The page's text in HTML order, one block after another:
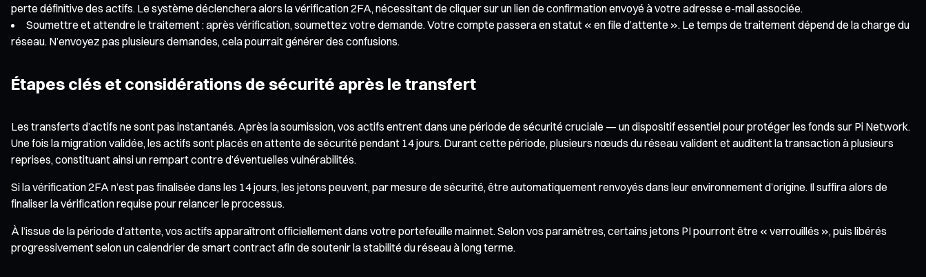
perte définitive des actifs. Le système déclenchera alors la vérification 2FA, nécessitant de cliquer sur un lien de confirmation envoyé à votre adresse e-mail associée.
Soumettre et attendre le traitement : après vérification, soumettez votre demande. Votre compte passera en statut « en file d’attente ». Le temps de traitement dépend de la charge du
réseau. N’envoyez pas plusieurs demandes, cela pourrait générer des confusions.
Étapes clés et considérations de sécurité après le transfert
Les transferts d’actifs ne sont pas instantanés. Après la soumission, vos actifs entrent dans une période de sécurité cruciale — un dispositif essentiel pour protéger les fonds sur Pi Network.
Une fois la migration validée, les actifs sont placés en attente de sécurité pendant 14 jours. Durant cette période, plusieurs nœuds du réseau valident et auditent la transaction à plusieurs
reprises, constituant ainsi un rempart contre d’éventuelles vulnérabilités.
Si la vérification 2FA n’est pas finalisée dans les 14 jours, les jetons peuvent, par mesure de sécurité, être automatiquement renvoyés dans leur environnement d’origine. Il suffira alors de
finaliser la vérification requise pour relancer le processus.
À l’issue de la période d’attente, vos actifs apparaîtront officiellement dans votre portefeuille mainnet. Selon vos paramètres, certains jetons PI pourront être « verrouillés », puis libérés
progressivement selon un calendrier de smart contract afin de soutenir la stabilité du réseau à long terme.